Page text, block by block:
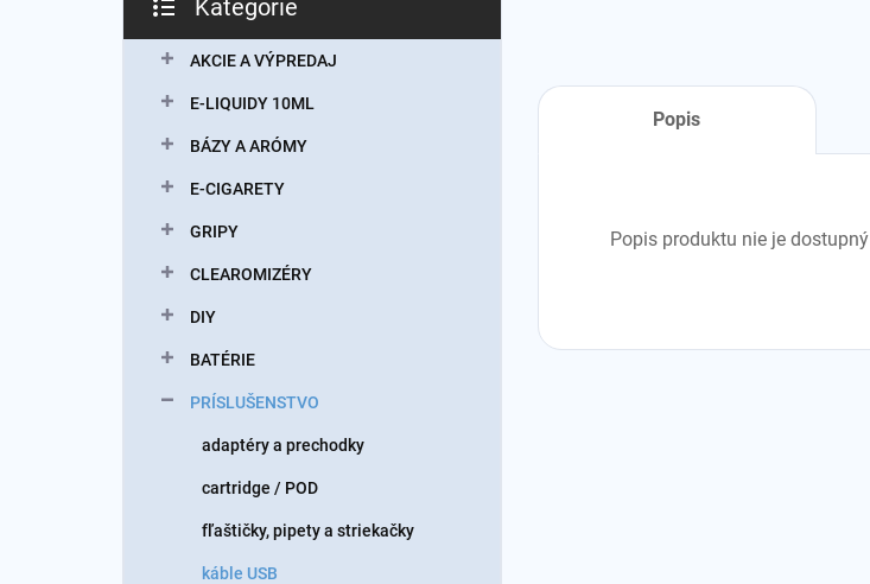
kategórie
Kategórie
AKCIE A VÝPREDAJ
E-LIQUIDY 10ML
BÁZY A ARÓMY
E-CIGARETY
GRIPY
CLEAROMIZÉRY
DIY
BATÉRIE
PRÍSLUŠENSTVO
adaptéry a prechodky
cartridge / POD
fľaštičky, pipety a striekačky
káble USB
Popis
Popis produktu nie je dostupný